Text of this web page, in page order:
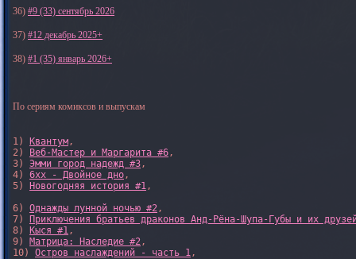
36) #9 (33) сентябрь 2026
37) #12 декабрь 2025+
38) #1 (35) январь 2026+
По сериям комиксов и выпускам
1) Квантум,
2)
Веб-Мастер и Маргарита #6,
3) Эмми город надежд #3,
4) 6xx - Двойное дно,
5)
Новогодняя история #1,
6) Однажды лунной ночью #2,
7)
Приключения братьев драконов Анд-Рёна-Шупа-Губы и их
8)
Кыся #1,
9) Матрица: Наследие #2,
10) Остров наслаждений - часть 1,